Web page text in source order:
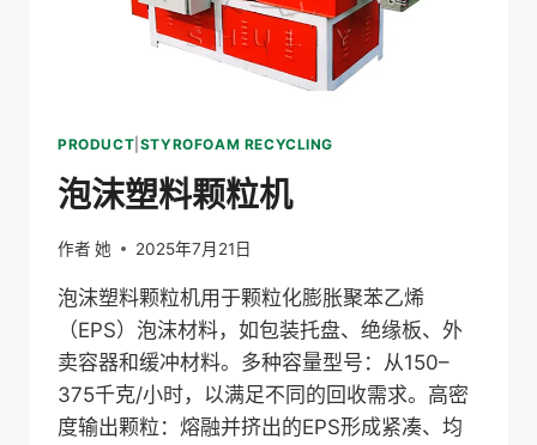
PRODUCT STYROFOAM RECYCLING
泡沫塑料颗粒机
作者 她 2025年7月21日
泡沫塑料颗粒机用于颗粒化膨胀聚苯乙烯
（EPS）泡沫材料，如包装托盘、绝缘板、外
卖容器和缓冲材料。多种容量型号：从150–
375千克/小时，以满足不同的回收需求。高密
度输出颗粒：熔融并挤出的EPS形成紧凑、均